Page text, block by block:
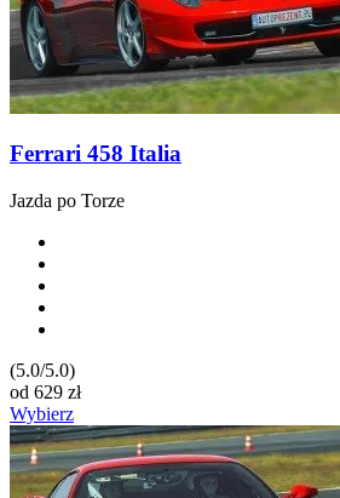
Ferrari 458 Italia
Jazda po Torze
(5.0/5.0)
od 629 zł
Wybierz